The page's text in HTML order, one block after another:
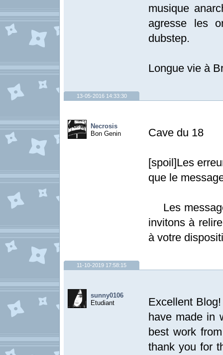
musique
agresse les
dubstep.
Longue vie à
13-05-2016 14:33:30
Necrosis
Bon Genin
Cave du 18
[spoil]Les
que le
Les
invitons à
à votre
11-10-2019 17:58:15
sunny0106
Etudiant
Excellent
have made in
best work
thank you for